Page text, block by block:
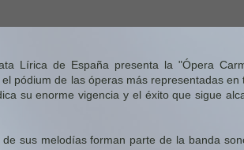
Lírica de España presenta la "Ópera
el pódium de las óperas más representadas
su enorme vigencia y el éxito que sigue
de sus melodías forman parte de la banda